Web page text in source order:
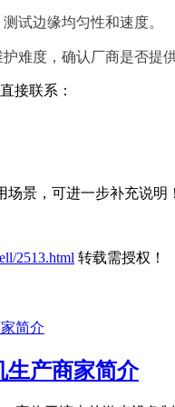
试边缘均匀性和速度。
难度，确认厂商是否提供
接联系：
场景，可进一步补充说明
2513.html 转载需授权！
生产商家简介